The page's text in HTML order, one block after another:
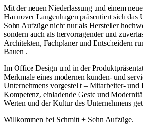
Mit der neuen Niederlassung und einem
Hannover Langenhagen präsentiert sich das
Sohn Aufzüge nicht nur als Hersteller
sondern auch als hervorragender und
Architekten, Fachplaner und Entscheidern
Bauen .
Im Office Design und in der
Merkmale eines modernen kunden- und
Unternehmens vorgestellt – Mitarbeiter- und
Kompetenz, einladende Geste und
Werten und der Kultur des Unternehmens
Willkommen bei Schmitt + Sohn Aufzüge.